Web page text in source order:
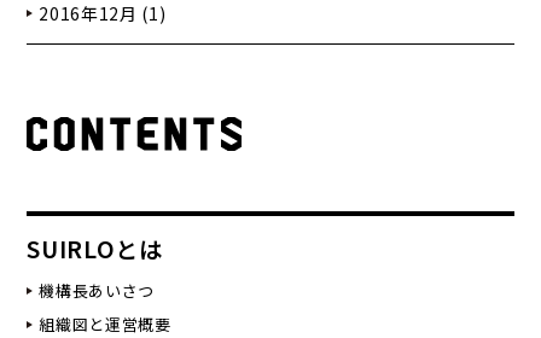
2016年12月 (1)
SUIRLOとは
機構長あいさつ
組織図と運営概要